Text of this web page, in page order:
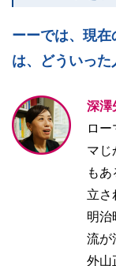
ーーでは、現
は、どういった
深澤
ロ
マじ
も
立さ
明治
流が
外山